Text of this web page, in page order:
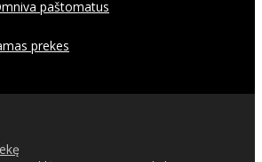
paštomatus
prekes